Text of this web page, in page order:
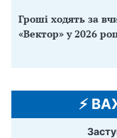
Гроші ходять за
«Вектор» у 2026
⚡️